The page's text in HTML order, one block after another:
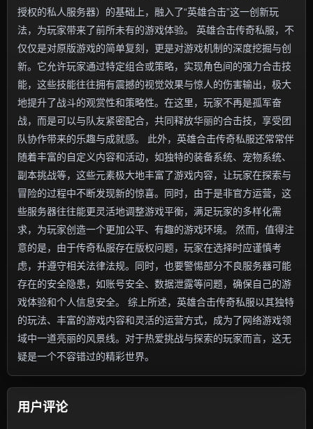
授权的私人服务器）的基础上，融入了“英雄合击”这一创新玩
法，为玩家带来了前所未有的游戏体验。 英雄合击传奇私服，不
仅仅是对原版游戏的简单复刻，更是对游戏机制的深度挖掘与创
新。它允许玩家通过特定组合或策略，实现角色间的强力合击技
能，这些技能往往拥有震撼的视觉效果与惊人的伤害输出，极大
地提升了战斗的观赏性和策略性。在这里，玩家不再是孤军奋
战，而是可以与队友紧密配合，共同释放华丽的合击技，享受团
队协作带来的乐趣与成就感。 此外，英雄合击传奇私服还常常伴
随着丰富的自定义内容和活动，如独特的装备系统、宠物系统、
副本挑战等，这些元素极大地丰富了游戏内容，让玩家在探索与
冒险的过程中不断发现新的惊喜。同时，由于是非官方运营，这
些服务器往往能更灵活地调整游戏平衡，满足玩家的多样化需
求，为玩家创造一个更加公平、有趣的游戏环境。 然而，值得注
意的是，由于传奇私服存在版权问题，玩家在选择时应谨慎考
虑，并遵守相关法律法规。同时，也要警惕部分不良服务器可能
存在的安全隐患，如账号安全、数据泄露等问题，确保自己的游
戏体验和个人信息安全。 综上所述，英雄合击传奇私服以其独特
的玩法、丰富的游戏内容和灵活的运营方式，成为了网络游戏领
域中一道亮丽的风景线。对于热爱挑战与探索的玩家而言，这无
疑是一个不容错过的精彩世界。
用户评论